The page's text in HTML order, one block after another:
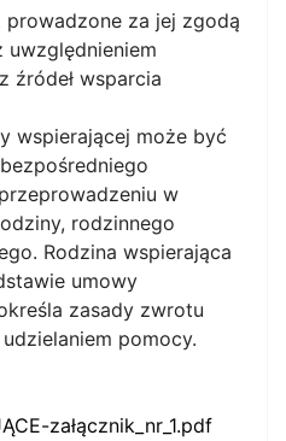
prowadzone za jej zgodą
uwzględnieniem
źródeł wsparcia
wspierającej może być
w
rodzinnego
Rodzina wspierająca
umowy
zasady zwrotu
pomocy.
załącznik_nr_1.pdf